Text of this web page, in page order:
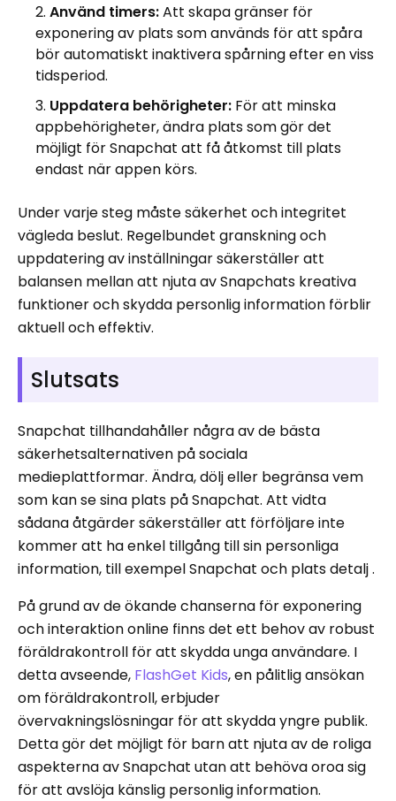
Använd timers:Att skapa gränser för
exponering av plats som används för att spåra
bör automatiskt inaktivera spårning efter en viss
tidsperiod.
Uppdatera behörigheter: För att minska
appbehörigheter, ändra plats som gör det
möjligt för Snapchat att få åtkomst till plats
endast när appen körs.
Under varje steg måste säkerhet och integritet
vägleda beslut. Regelbundet granskning och
uppdatering av inställningar säkerställer att
balansen mellan att njuta av Snapchats kreativa
funktioner och skydda personlig information förblir
aktuell och effektiv.
Slutsats
Snapchat tillhandahåller några av de bästa
säkerhetsalternativen på sociala
medieplattformar. Ändra, dölj eller begränsa vem
som kan se sina plats på Snapchat. Att vidta
sådana åtgärder säkerställer att förföljare inte
kommer att ha enkel tillgång till sin personliga
information, till exempel Snapchat och plats detalj .
På grund av de ökande chanserna för exponering
och interaktion online finns det ett behov av robust
föräldrakontroll för att skydda unga användare. I
detta avseende, FlashGet Kids, en pålitlig ansökan
om föräldrakontroll, erbjuder
övervakningslösningar för att skydda yngre publik.
Detta gör det möjligt för barn att njuta av de roliga
aspekterna av Snapchat utan att behöva oroa sig
för att avslöja känslig personlig information.